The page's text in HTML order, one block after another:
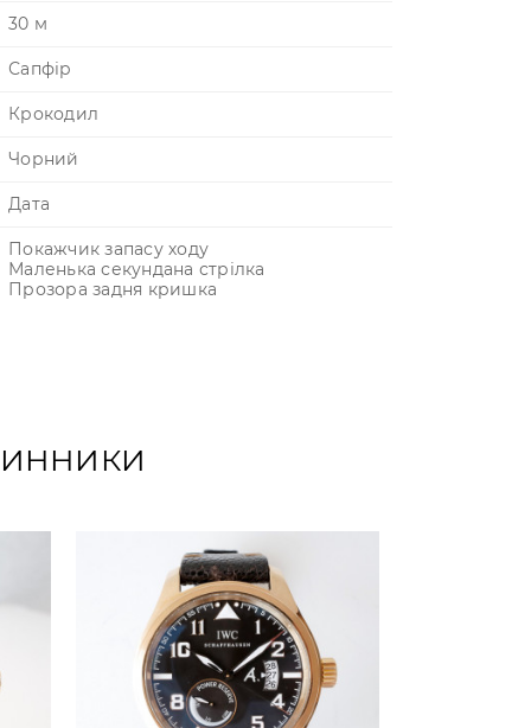
30 м
Сапфір
Крокодил
Чорний
Дата
Покажчик запасу ходу
Маленька секундана стрілка
Прозора задня кришка